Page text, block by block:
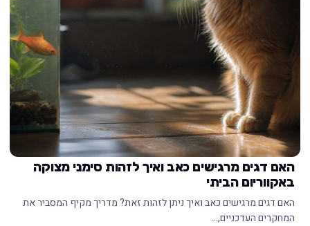
האם דגים מרגישים כאב ואיך לזהות סימני מצוקה
באקווריום הביתי
האם דגים מרגישים כאב ואיך ניתן לזהות זאת? מדריך מקיף המסביר את
המחקרים העדכניים,…